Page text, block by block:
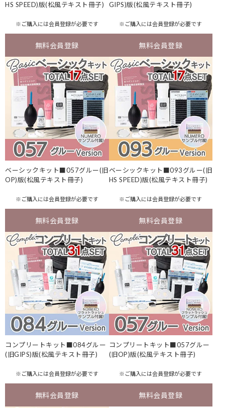
HS SPEED)版(松風テキスト冊子)
※ご購入には会員登録が必要です
無料会員登録
GIPS)版(松風テキスト冊子)
※ご購入には会員登録が必要です
無料会員登録
ベーシックキット■057グルー(旧
OP)版(松風テキスト冊子)
※ご購入には会員登録が必要です
無料会員登録
ベーシックキット■093グルー(旧
HS SPEED)版(松風テキスト冊子)
※ご購入には会員登録が必要です
無料会員登録
コンプリートキット■084グルー
(旧GIPS)版(松風テキスト冊子)
※ご購入には会員登録が必要です
無料会員登録
コンプリートキット■057グルー
(旧OP)版(松風テキスト冊子)
※ご購入には会員登録が必要です
無料会員登録